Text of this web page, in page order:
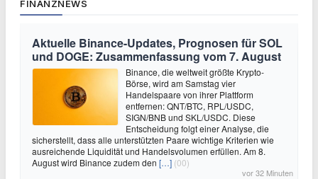
FINANZNEWS
Aktuelle Binance-Updates, Prognosen für SOL
und DOGE: Zusammenfassung vom 7. August
Binance, die weltweit größte Krypto-
Börse, wird am Samstag vier
Handelspaare von ihrer Plattform
entfernen: QNT/BTC, RPL/USDC,
SIGN/BNB und SKL/USDC. Diese
Entscheidung folgt einer Analyse, die
sicherstellt, dass alle unterstützten Paare wichtige Kriterien wie
ausreichende Liquidität und Handelsvolumen erfüllen. Am 8.
August wird Binance zudem den […] (00)
vor 32 Minuten